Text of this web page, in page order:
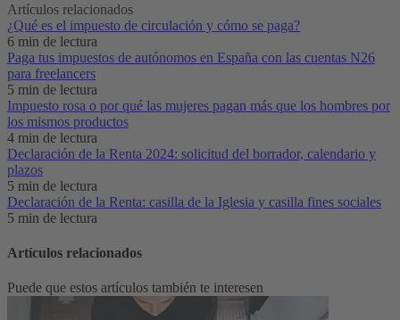
Artículos relacionados
¿Qué es el impuesto de circulación y cómo se paga?
6 min de lectura
Paga tus impuestos de autónomos en España con las cuentas N26
para freelancers
5 min de lectura
Impuesto rosa o por qué las mujeres pagan más que los hombres por
los mismos productos
4 min de lectura
Declaración de la Renta 2024: solicitud del borrador, calendario y
plazos
5 min de lectura
Declaración de la Renta: casilla de la Iglesia y casilla fines sociales
5 min de lectura
Artículos relacionados
Puede que estos artículos también te interesen